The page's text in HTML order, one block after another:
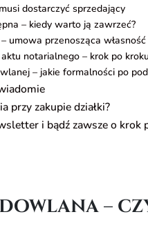
dostarczyć sprzedający
– kiedy warto ją zawrzeć?
umowa przenosząca własność
notarialnego – krok po kroku
– jakie formalności po
przy zakupie działki?
i bądź zawsze o krok
–